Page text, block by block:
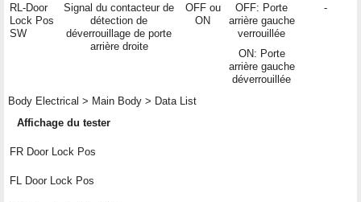
RL-Door
Lock Pos
SW
Signal du contacteur de
détection de
déverrouillage de porte
arrière droite
OFF ou
ON
OFF: Porte
arrière gauche
verrouillée
ON: Porte
arrière gauche
déverrouillée
-
Body Electrical > Main Body > Data List
Affichage du tester
FR Door Lock Pos
FL Door Lock Pos